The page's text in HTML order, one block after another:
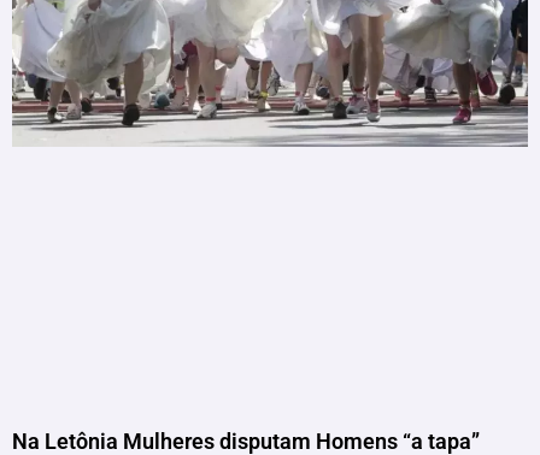
Na Letônia Mulheres disputam Homens “a tapa”